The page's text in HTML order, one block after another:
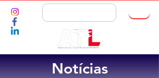
Notícias